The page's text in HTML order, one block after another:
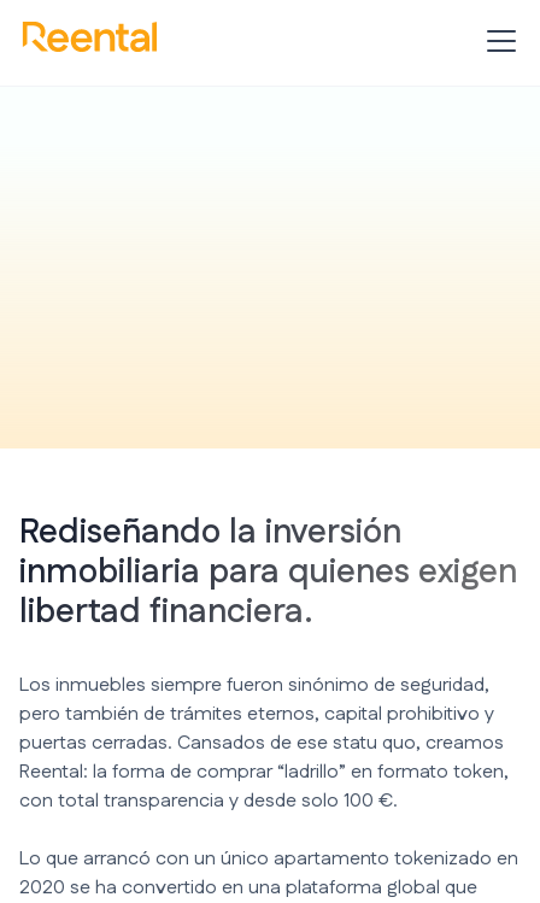
Rediseñando la inversión
inmobiliaria para quienes exigen
libertad financiera.
Los inmuebles siempre fueron sinónimo de seguridad,
pero también de trámites eternos, capital prohibitivo y
puertas cerradas. Cansados de ese statu quo, creamos
Reental: la forma de comprar “ladrillo” en formato token,
con total transparencia y desde solo 100 €.
Lo que arrancó con un único apartamento tokenizado en
2020 se ha convertido en una plataforma global que